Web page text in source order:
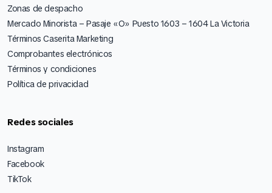
Zonas de despacho
Mercado Minorista – Pasaje «O» Puesto 1603 – 1604 La Victoria
Términos Caserita Marketing
Comprobantes electrónicos
Términos y condiciones
Política de privacidad
Redes sociales
Instagram
Facebook
TikTok